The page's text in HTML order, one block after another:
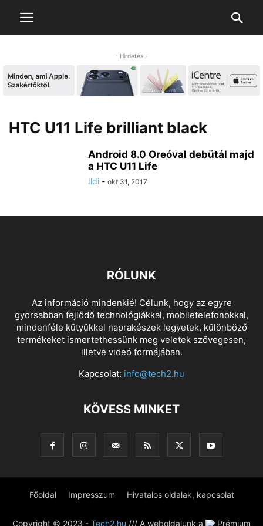
- Hirdetés -
HTC U11 Life brilliant black
Android 8.0 Oreóval debütál majd
a HTC U11 Life
Ildi - okt 31, 2017
RÓLUNK
Az információ mindenkié! Célunk, hogy az egyre
gyorsabban fejlődő technológiákkal, mobiletelefonokkal,
mindenféle kütyükkel naprakészek legyetek, különböző
termékeket ismertethessünk meg veletek szövegesen,
illetve videó formájában.
Kapcsolat: info@tech2.hu
KÖVESS MINKET
Főoldal Impresszum Hivatalos oldalak, kapcsolat
Copyright © 2023 - Tech2.hu /// A weboldalunk a Prémium